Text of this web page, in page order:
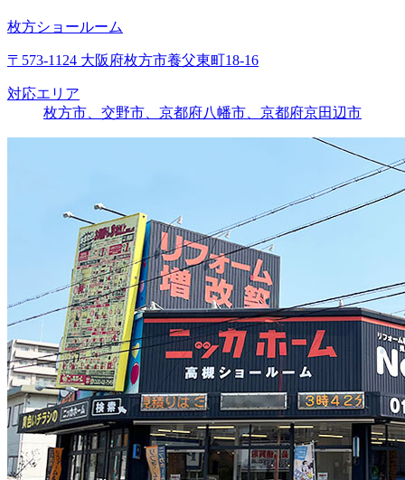
枚方ショールーム
〒573-1124 大阪府枚方市養父東町18-16
対応エリア
枚方市、交野市、京都府八幡市、京都府京田辺市